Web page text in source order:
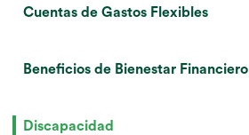
Cuentas de Gastos Flexibles
Beneficios de Bienestar Financiero
Discapacidad